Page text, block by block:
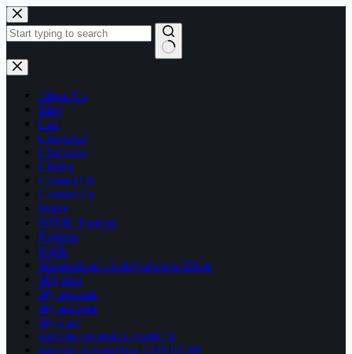
Skip
to
content
No
results
About Us
Blog
Cart
Checkout
Checkout
Články
Contact Us
Contact Us
Home
HTML Sitemap
Kontakt
Košík
Manipulácia s holografickou fóliou
Môj účet
My account
My account
My Cart
nalepka-respirator-covid-19
nalepky koronavirus COVID-19